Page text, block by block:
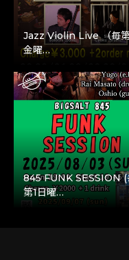
Jazz Violin Live （毎
金曜…
845 FUNK SESSION (
第1日曜…